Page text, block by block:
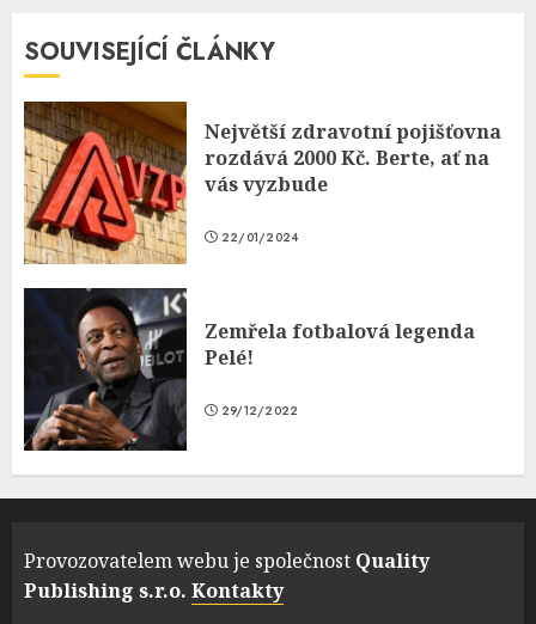
SOUVISEJÍCÍ ČLÁNKY
Největší zdravotní pojišťovna
rozdává 2000 Kč. Berte, ať na
vás vyzbude
22/01/2024
Zemřela fotbalová legenda
Pelé!
29/12/2022
Provozovatelem webu je společnost Quality
Publishing s.r.o. Kontakty